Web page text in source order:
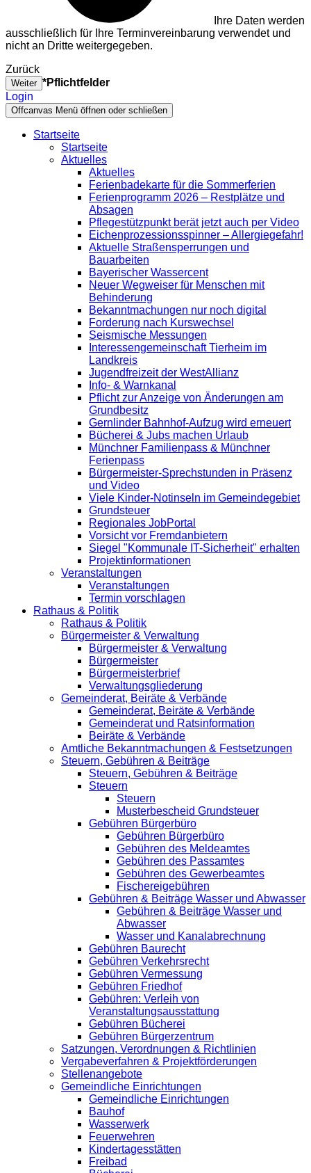
Ihre Daten werden
ausschließlich für Ihre Terminvereinbarung verwendet und
nicht an Dritte weitergegeben.
Zurück
Weiter *Pflichtfelder
Login
Offcanvas Menü öffnen oder schließen
Startseite
Startseite
Aktuelles
Aktuelles
Ferienbadekarte für die Sommerferien
Ferienprogramm 2026 – Restplätze und
Absagen
Pflegestützpunkt berät jetzt auch per Video
Eichenprozessionsspinner – Allergiegefahr!
Aktuelle Straßensperrungen und
Bauarbeiten
Bayerischer Wassercent
Neuer Wegweiser für Menschen mit
Behinderung
Bekanntmachungen nur noch digital
Forderung nach Kurswechsel
Seismische Messungen
Interessengemeinschaft Tierheim im
Landkreis
Jugendfreizeit der WestAllianz
Info- & Warnkanal
Pflicht zur Anzeige von Änderungen am
Grundbesitz
Gernlinder Bahnhof-Aufzug wird erneuert
Bücherei & Jubs machen Urlaub
Münchner Familienpass & Münchner
Ferienpass
Bürgermeister-Sprechstunden in Präsenz
und Video
Viele Kinder-Notinseln im Gemeindegebiet
Grundsteuer
Regionales JobPortal
Vorsicht vor Fremdanbietern
Siegel "Kommunale IT-Sicherheit" erhalten
Projektinformationen
Veranstaltungen
Veranstaltungen
Termin vorschlagen
Rathaus & Politik
Rathaus & Politik
Bürgermeister & Verwaltung
Bürgermeister & Verwaltung
Bürgermeister
Bürgermeisterbrief
Verwaltungsgliederung
Gemeinderat, Beiräte & Verbände
Gemeinderat, Beiräte & Verbände
Gemeinderat und Ratsinformation
Beiräte & Verbände
Amtliche Bekanntmachungen & Festsetzungen
Steuern, Gebühren & Beiträge
Steuern, Gebühren & Beiträge
Steuern
Steuern
Musterbescheid Grundsteuer
Gebühren Bürgerbüro
Gebühren Bürgerbüro
Gebühren des Meldeamtes
Gebühren des Passamtes
Gebühren des Gewerbeamtes
Fischereigebühren
Gebühren & Beiträge Wasser und Abwasser
Gebühren & Beiträge Wasser und
Abwasser
Wasser und Kanalabrechnung
Gebühren Baurecht
Gebühren Verkehrsrecht
Gebühren Vermessung
Gebühren Friedhof
Gebühren: Verleih von
Veranstaltungsausstattung
Gebühren Bücherei
Gebühren Bürgerzentrum
Satzungen, Verordnungen & Richtlinien
Vergabeverfahren & Projektförderungen
Stellenangebote
Gemeindliche Einrichtungen
Gemeindliche Einrichtungen
Bauhof
Wasserwerk
Feuerwehren
Kindertagesstätten
Freibad